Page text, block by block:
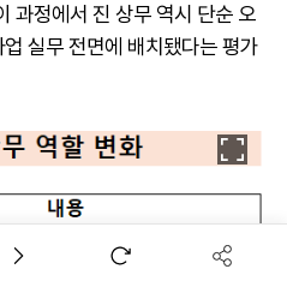
과정에서 진 상무 역시 단순 오
실무 전면에 배치됐다는 평가